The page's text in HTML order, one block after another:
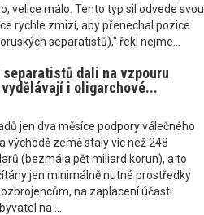
velice málo. Tento typ sil odvede svou
rychle zmizí, aby přenechal pozice
separatistů)," řekl nejme...
separatistů dali na vzpouru
i oligarchové...
jen dva měsíce podpory válečného
východě země stály víc než 248
(bezmála pět miliard korun), a to
jen minimálně nutné prostředky
na zaplacení účasti
na ...